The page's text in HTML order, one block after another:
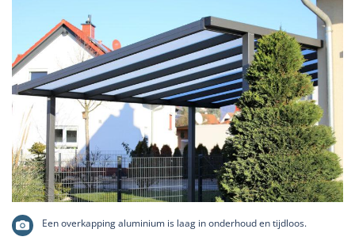
Een overkapping aluminium is laag in onderhoud en tijdloos.